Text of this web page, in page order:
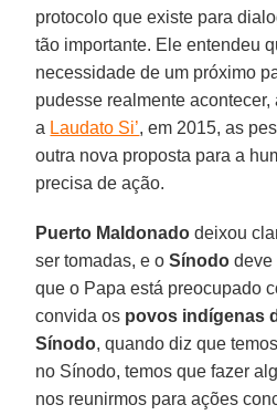
protocolo que existe para
tão importante. Ele entendeu
necessidade de um próximo
pudesse realmente
a Laudato Si’, em 2015, as
outra nova proposta para a
precisa de ação.
Puerto Maldonado deixou
ser tomadas, e oSínodo deve
que o Papa está preocupado
convida os povos indígenas
Sínodo, quando diz que
no Sínodo, temos que fazer
nos reunirmos para ações